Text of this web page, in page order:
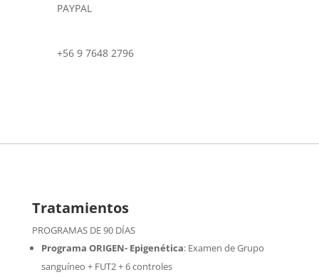
PAYPAL
+56 9 7648 2796
Tratamientos
PROGRAMAS DE 90 DÍAS
Programa ORIGEN- Epigenética:Examen de Grupo
sanguíneo + FUT2 + 6 controles